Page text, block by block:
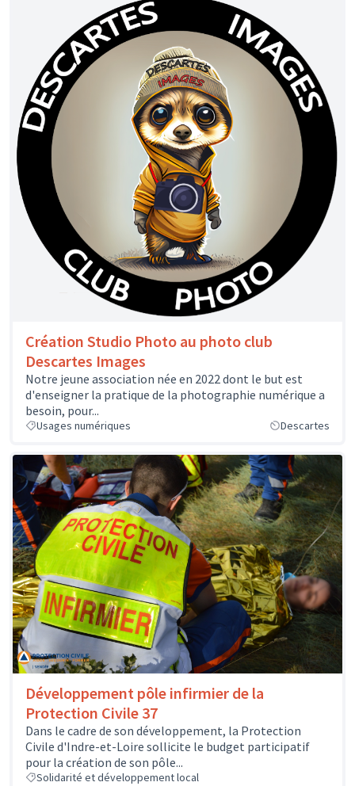
Création Studio Photo au photo club
Descartes Images
Notre jeune association née en 2022 dont le but est
d'enseigner la pratique de la photographie numérique a
besoin, pour...
Usages numériques Descartes
Développement pôle infirmier de la
Protection Civile 37
Dans le cadre de son développement, la Protection
Civile d'Indre-et-Loire sollicite le budget participatif
pour la création de son pôle...
Solidarité et développement local